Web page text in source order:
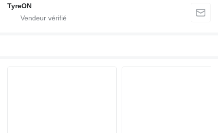
TyreON